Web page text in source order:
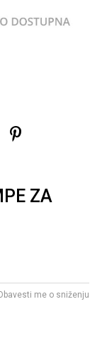
ZA
me o sniženju